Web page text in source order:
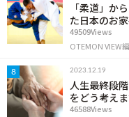
「柔道」か
た日本のお
49509Views
OTEMON VIEW
8 2023.12.19
人生最終段
をどう考え
46588Views